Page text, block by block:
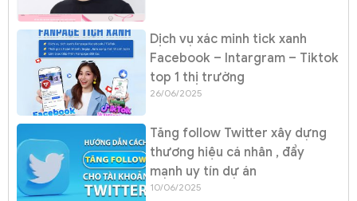
Dịch vụ xác minh tick xanh
Facebook – Intargram – Tiktok
top 1 thị trường
26/06/2025
Tăng follow Twitter xây dựng
thương hiệu cá nhân , đẩy
mạnh uy tín dự án
10/06/2025